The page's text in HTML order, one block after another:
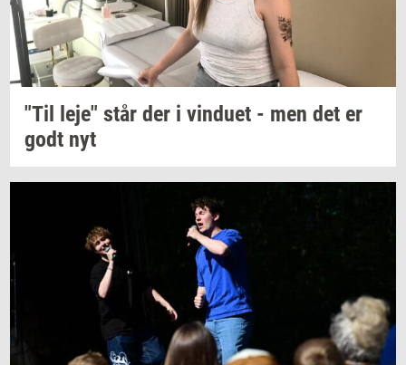
"Til leje" står der i vin­du­et - men det er
godt nyt